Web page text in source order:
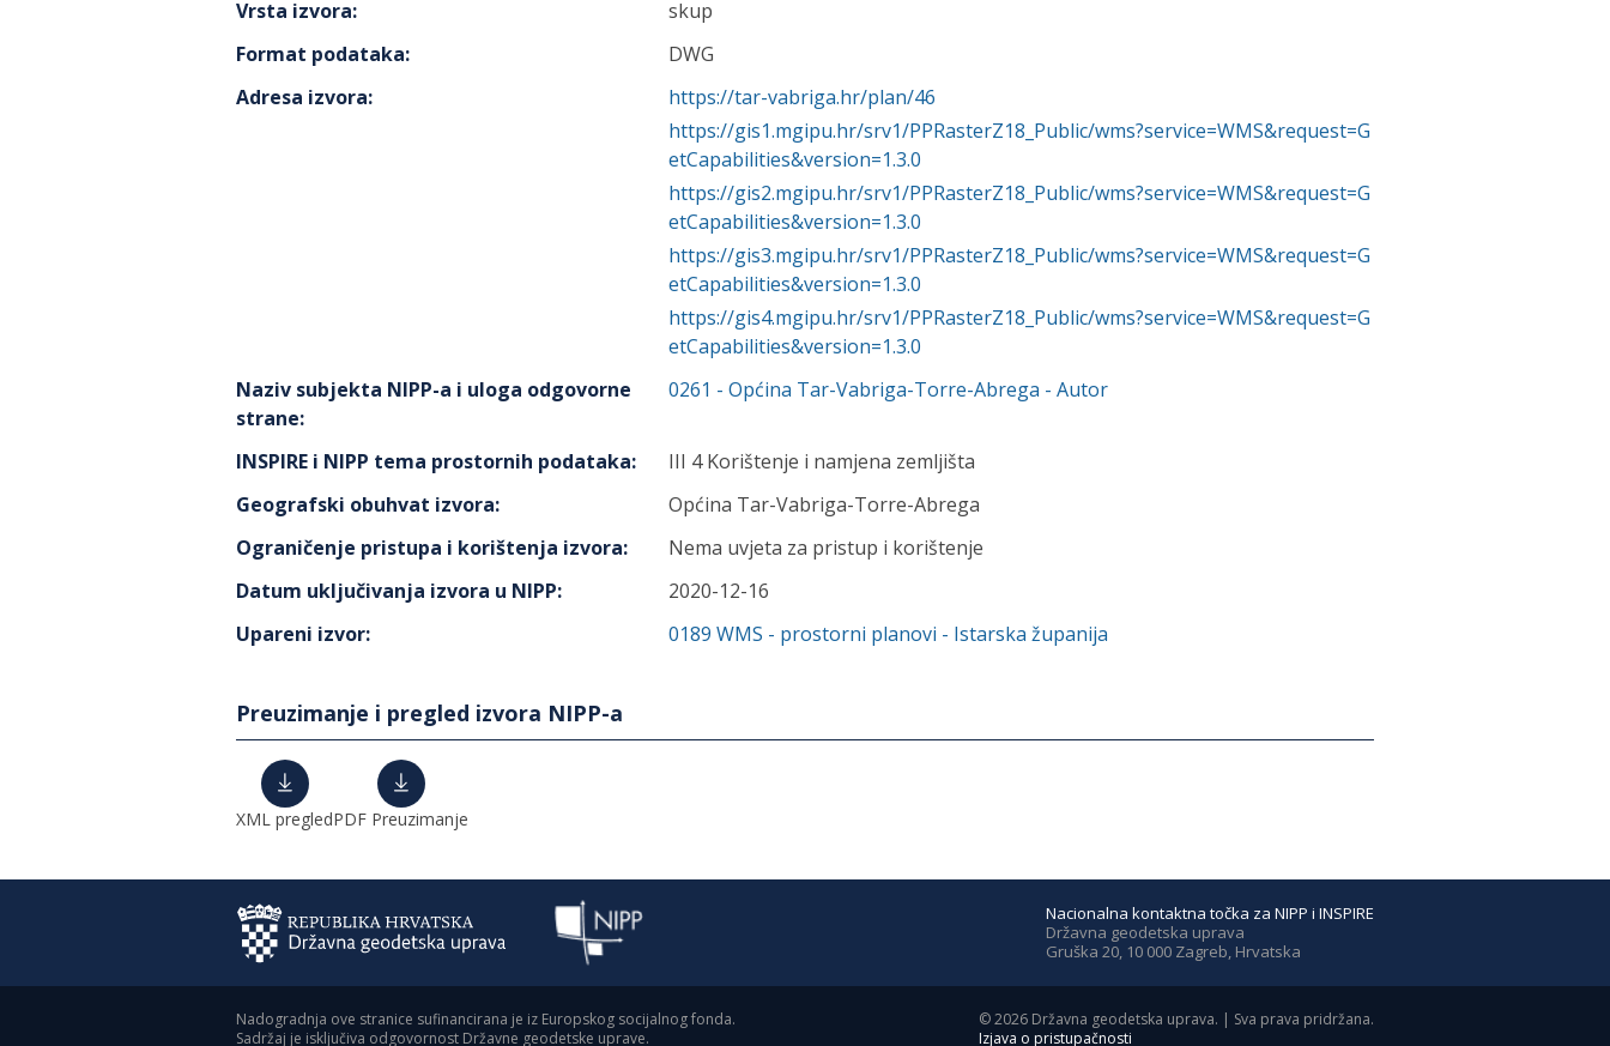
Vrsta izvora:
skup
Format podataka:
DWG
Adresa izvora:
https://tar-vabriga.hr/plan/46
https://gis1.mgipu.hr/srv1/PPRasterZ18_Public/wms?service=WMS&request=G
etCapabilities&version=1.3.0
https://gis2.mgipu.hr/srv1/PPRasterZ18_Public/wms?service=WMS&request=G
etCapabilities&version=1.3.0
https://gis3.mgipu.hr/srv1/PPRasterZ18_Public/wms?service=WMS&request=G
etCapabilities&version=1.3.0
https://gis4.mgipu.hr/srv1/PPRasterZ18_Public/wms?service=WMS&request=G
etCapabilities&version=1.3.0
Naziv subjekta NIPP-a i uloga odgovorne
strane:
0261 - Općina Tar-Vabriga-Torre-Abrega - Autor
INSPIRE i NIPP tema prostornih podataka:
III 4 Korištenje i namjena zemljišta
Geografski obuhvat izvora:
Općina Tar-Vabriga-Torre-Abrega
Ograničenje pristupa i korištenja izvora:
Nema uvjeta za pristup i korištenje
Datum uključivanja izvora u NIPP:
2020-12-16
Upareni izvor: 0189 WMS - prostorni planovi - Istarska županija
Preuzimanje i pregled izvora NIPP-a
XML pregledPDF Preuzimanje
Nacionalna kontaktna točka za NIPP i INSPIRE
Državna geodetska uprava
Gruška 20, 10 000 Zagreb, Hrvatska
Nadogradnja ove stranice sufinancirana je iz Europskog socijalnog fonda.
Sadržaj je isključiva odgovornost Državne geodetske uprave.
©2026 Državna geodetska uprava. | Sva prava pridržana.
Izjava o pristupačnosti